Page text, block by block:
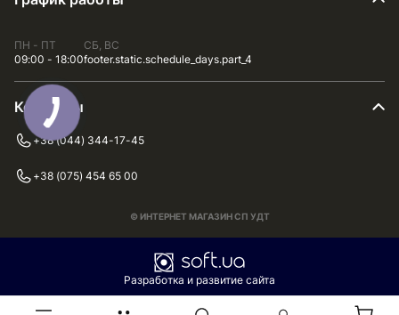
ПН - ПТ
09:00 - 18:00
СБ, ВС
footer.static.schedule_days.part_4
Контакты
+38 (044) 344-17-45
+38 (075) 454 65 00
© ИНТЕРНЕТ МАГАЗИН СП УДТ
Разработка и развитие сайта